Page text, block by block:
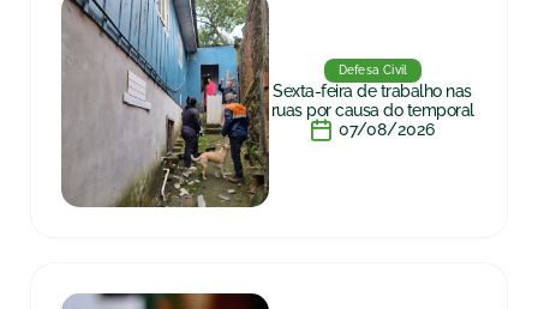
Defesa Civil
Sexta-feira de trabalho nas
ruas por causa do temporal
07/08/2026